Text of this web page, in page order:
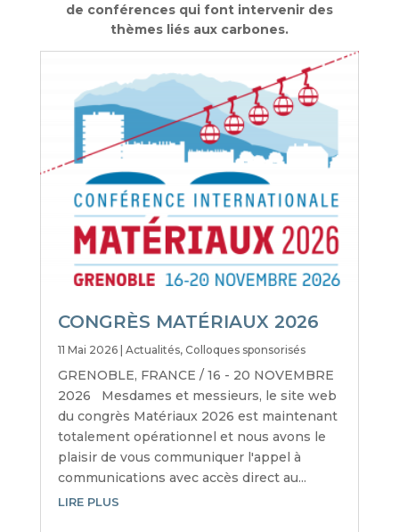
de conférences qui font intervenir des
thèmes liés aux carbones.
CONGRÈS MATÉRIAUX 2026
11 Mai 2026| Actualités, Colloques sponsorisés
GRENOBLE, FRANCE / 16 - 20 NOVEMBRE
2026 Mesdames et messieurs, le site web
du congrès Matériaux 2026 est maintenant
totalement opérationnel et nous avons le
plaisir de vous communiquer l'appel à
communications avec accès direct au...
LIRE PLUS